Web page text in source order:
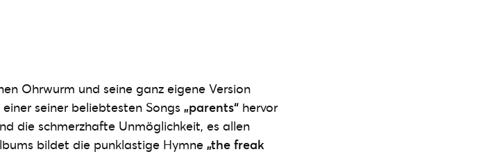
Ohrwurm und seine ganz eigene Version
seiner beliebtesten Songs „parents“ hervor
die schmerzhafte Unmöglichkeit, es allen
bildet die punklastige Hymne „the freak